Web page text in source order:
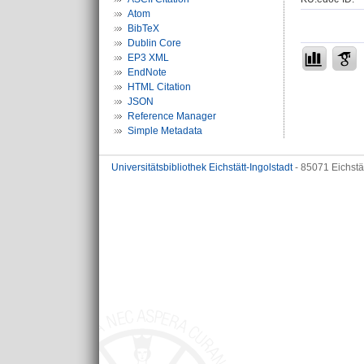
Atom
BibTeX
Dublin Core
EP3 XML
EndNote
HTML Citation
JSON
Reference Manager
Simple Metadata
Universitätsbibliothek Eichstätt-Ingolstadt- 85071